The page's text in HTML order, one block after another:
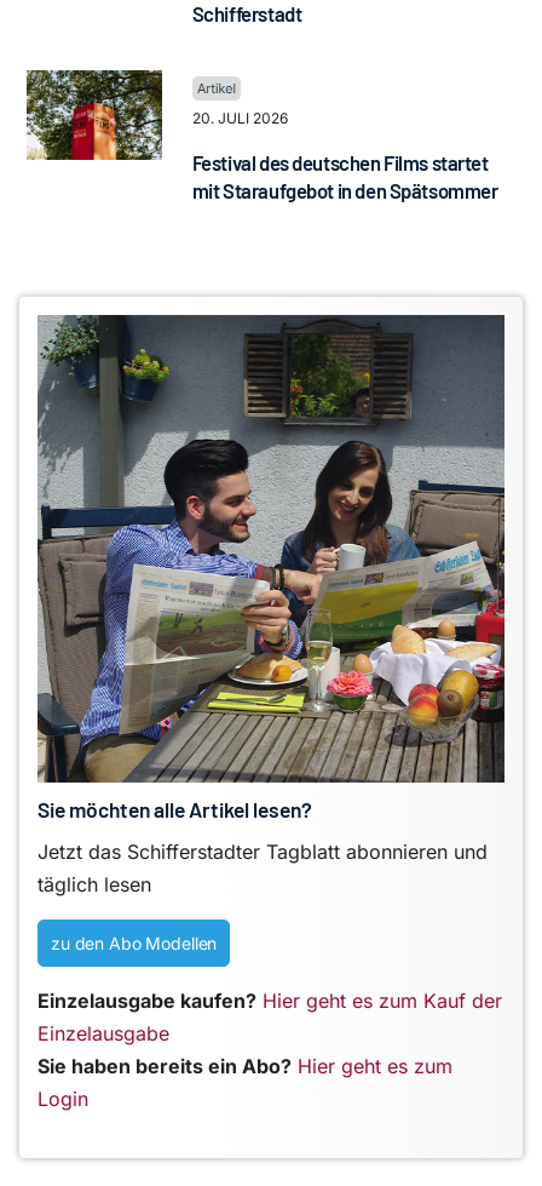
Schifferstadt
20. JULI 2026
Festival des deutschen Films startet
mit Staraufgebot in den Spätsommer
Sie möchten alle Artikel lesen?
Jetzt das Schifferstadter Tagblatt abonnieren und
täglich lesen
zu den Abo Modellen
Einzelausgabe kaufen? Hier geht es zum Kauf der
Einzelausgabe
Sie haben bereits ein Abo? Hier geht es zum
Login